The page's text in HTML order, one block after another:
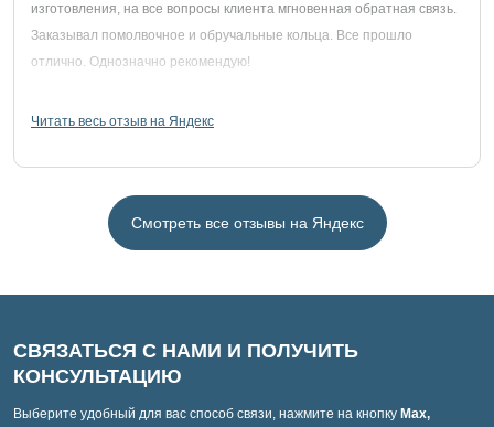
изготовления, на все вопросы клиента мгновенная обратная связь.
Заказывал помолвочное и обручальные кольца. Все прошло
отлично. Однозначно рекомендую!
Читать весь отзыв на Яндекс
Смотреть все отзывы на Яндекс
СВЯЗАТЬСЯ С НАМИ И ПОЛУЧИТЬ
КОНСУЛЬТАЦИЮ
Выберите удобный для вас способ связи, нажмите на кнопку Max,